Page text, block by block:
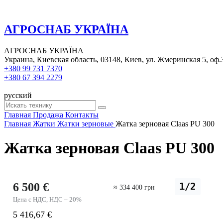
АГРОСНАБ УКРАЇНА
АГРОСНАБ УКРАЇНА
Украина, Киевская область, 03148, Киев, ул. Жмеринская 5,
+380 99 731 7370
+380 67 394 2279
русский
Главная Продажа Контакты
Главная Жатки Жатки зерновые Жатка зерновая Claas PU 300
Жатка зерновая Claas PU 300
1/2
6 500 €
Цена с НДС, НДС – 20%
≈ 334 400 грн
5 416,67 €